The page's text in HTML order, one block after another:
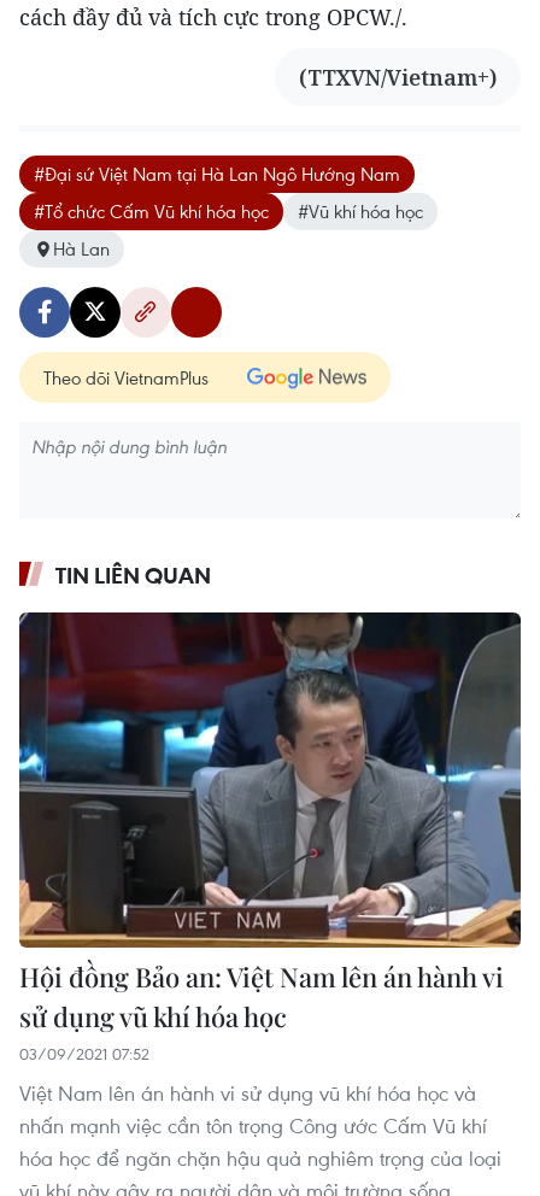
cách đầy đủ và tích cực trong OPCW./.
(TTXVN/Vietnam+)
#Đại sứ Việt Nam tại Hà Lan Ngô Hướng Nam
#Tổ chức Cấm Vũ khí hóa học
#Vũ khí hóa học
Hà Lan
Theo dõi VietnamPlus
TIN LIÊN QUAN
Hội đồng Bảo an: Việt Nam lên án hành vi
sử dụng vũ khí hóa học
03/09/2021 07:52
Việt Nam lên án hành vi sử dụng vũ khí hóa học và
nhấn mạnh việc cần tôn trọng Công ước Cấm Vũ khí
hóa học để ngăn chặn hậu quả nghiêm trọng của loại
vũ khí này gây ra người dân và môi trường sống.